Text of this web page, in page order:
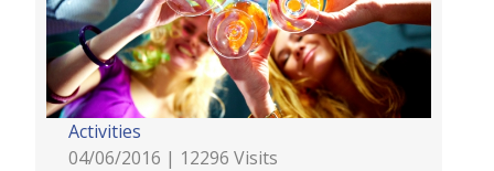
Activities
04/06/2016 | 12296 Visits